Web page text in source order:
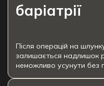
баріатрії
Після операцій на
залишається надлишок
неможливо усунути без